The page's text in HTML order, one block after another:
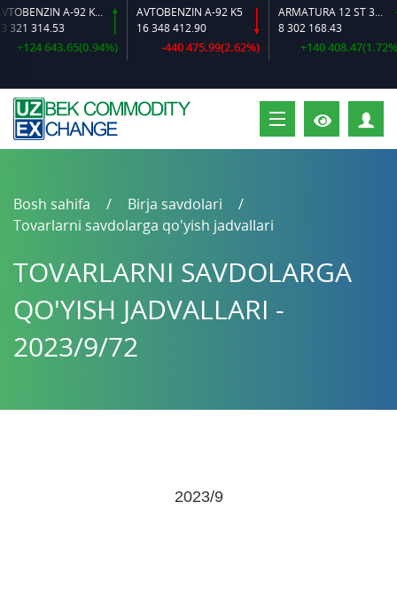
AVTOBENZIN A-92 K2-L
314.53
+124 643.65(0.94%)
AVTOBENZIN A-92 K5
16 348 412.90
-440 475.99(2.62%)
ARMATURA 12 ST 35 GS O‘LCHAMLI
8 302 168.43
+140 408.47(1.72%)
Bosh sahifa
Birja savdolari
Tovarlarni savdolarga qo'yish jadvallari
TOVARLARNI SAVDOLARGA
QO'YISH JADVALLARI -
2023/9/72
2023/9